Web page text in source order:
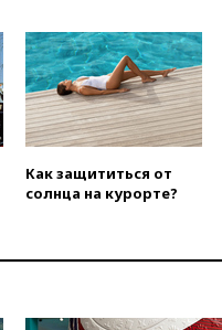
вчера,
вчера,
вчера,
Как защититься от
солнца на курорте?